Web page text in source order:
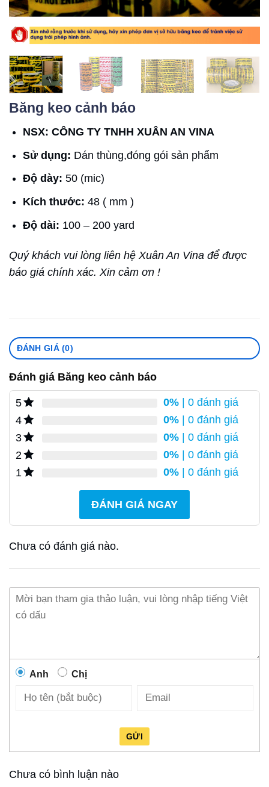
Băng keo cảnh báo
NSX: CÔNG TY TNHH XUÂN AN VINA
Sử dụng: Dán thùng,đóng gói sản phẩm
Độ dày: 50 (mic)
Kích thước: 48 ( mm )
Độ dài: 100 – 200 yard
Quý khách vui lòng liên hệ Xuân An Vina để được
báo giá chính xác. Xin cảm ơn !
ĐÁNH GIÁ (0)
Đánh giá Băng keo cảnh báo
5 0% | 0 đánh giá
4
0% | 0 đánh giá
3
0% | 0 đánh giá
2
0% | 0 đánh giá
1
0% | 0 đánh giá
ĐÁNH GIÁ NGAY
Chưa có đánh giá nào.
Anh Chị
GỬI
Chưa có bình luận nào